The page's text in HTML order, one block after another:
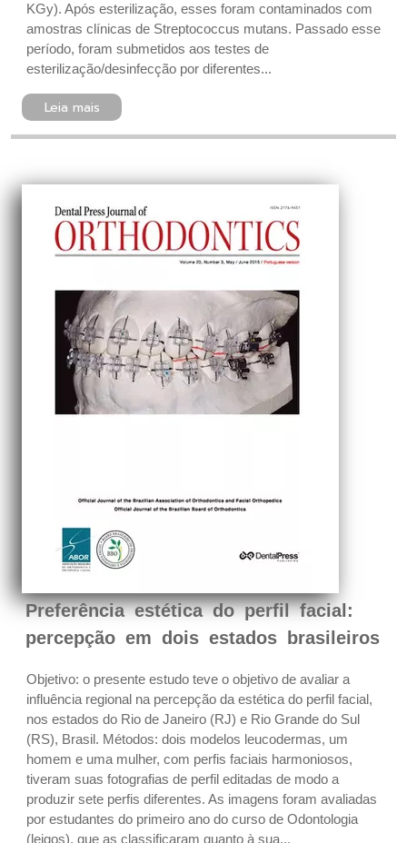
KGy). Após esterilização, esses foram contaminados com
amostras clínicas de Streptococcus mutans. Passado esse
período, foram submetidos aos testes de
esterilização/desinfecção por diferentes...
Leia mais
Preferência estética do perfil facial:
percepção em dois estados brasileiros
Objetivo: o presente estudo teve o objetivo de avaliar a
influência regional na percepção da estética do perfil facial,
nos estados do Rio de Janeiro (RJ) e Rio Grande do Sul
(RS), Brasil. Métodos: dois modelos leucodermas, um
homem e uma mulher, com perfis faciais harmoniosos,
tiveram suas fotografias de perfil editadas de modo a
produzir sete perfis diferentes. As imagens foram avaliadas
por estudantes do primeiro ano do curso de Odontologia
(leigos), que as classificaram quanto à sua...